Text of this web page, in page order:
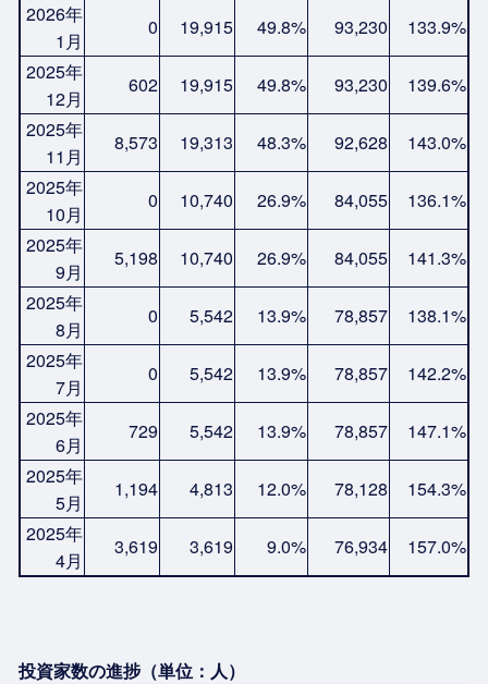
2026年
1月
0 19,915 49.8% 93,230
133.9%
2025年
12月
602 19,915 49.8% 93,230
139.6%
2025年
11月
8,573 19,313 48.3% 92,628
143.0%
2025年
10月
0 10,740 26.9% 84,055
136.1%
2025年
9月
5,198 10,740 26.9% 84,055
141.3%
2025年
8月
0 5,542 13.9% 78,857
138.1%
2025年
7月
0 5,542 13.9% 78,857
142.2%
2025年
6月
729 5,542 13.9% 78,857
147.1%
2025年
5月
1,194 4,813 12.0% 78,128
154.3%
2025年
4月
3,619 3,619 9.0% 76,934 157.0%
投資家数の進捗（単位：人）